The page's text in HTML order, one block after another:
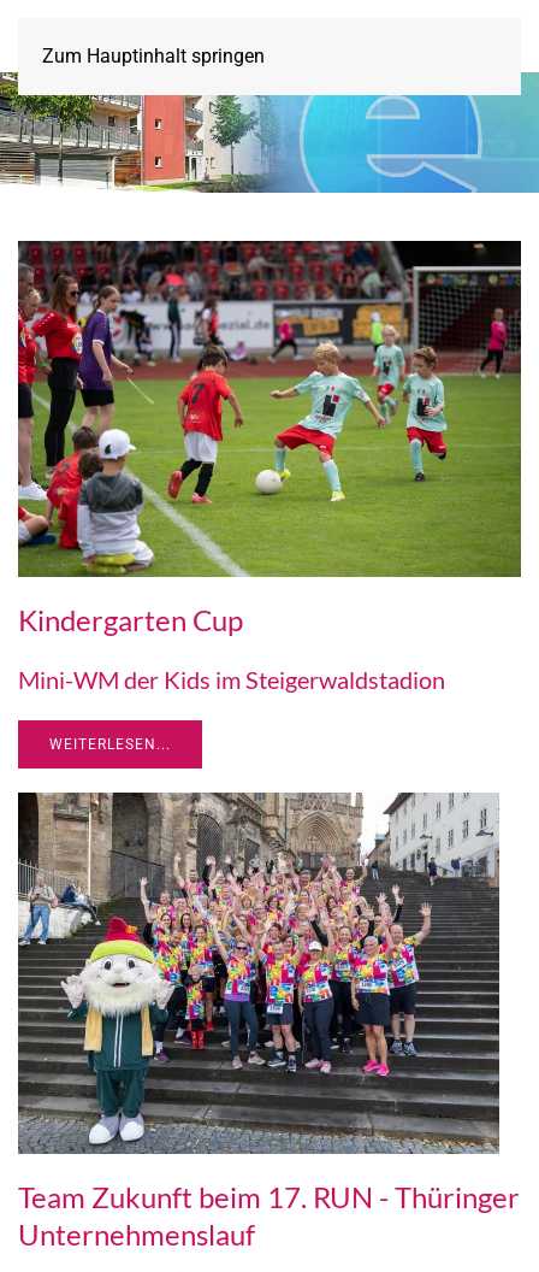
Zum Hauptinhalt springen
Kindergarten Cup
Mini-WM der Kids im Steigerwaldstadion
WEITERLESEN...
Team Zukunft beim 17. RUN - Thüringer
Unternehmenslauf